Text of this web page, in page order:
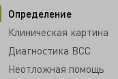
Определение
Клиническая картина
Диагностика ВСС
Неотложная помощь